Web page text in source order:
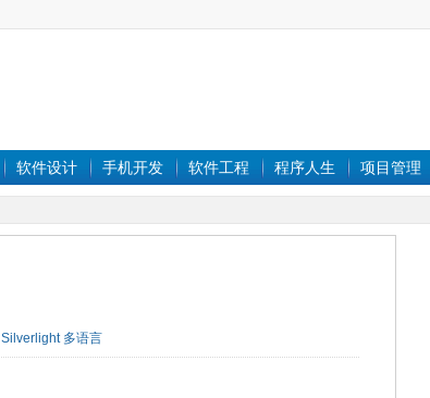
软件设计 手机开发 软件工程 程序人生 项目管理
Silverlight 多语言